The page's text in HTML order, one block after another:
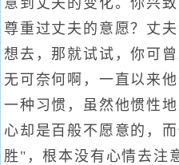
意到丈夫的变化。你兴
尊重过丈夫的意愿？丈
想去，那就试试，你可
无可奈何啊，一直以来
一种习惯，虽然他惯性
心却是百般不愿意的，
胜"，根本没有心情去注